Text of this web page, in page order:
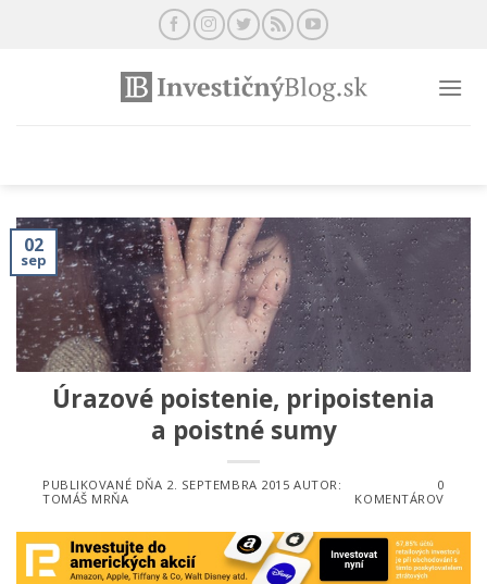
02
sep
Úrazové poistenie, pripoistenia
a poistné sumy
PUBLIKOVANÉ DŇA 2. SEPTEMBRA 2015 AUTOR:
TOMÁŠ MRŇA
0
KOMENTÁROV